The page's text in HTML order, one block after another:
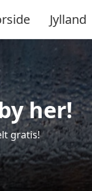
Jylland
her!
gratis!